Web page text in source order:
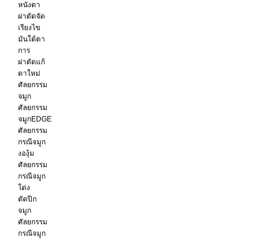
หนังตา
ผ่าตัดจัด
เรียงไข
มันใต้ตา
การ
ผ่าตัดแก้
ตาใหม่
ศัลยกรรม
จมูก
ศัลยกรรม
จมูกEDGE
ศัลยกรรม
กรณีจมูก
งองุ้ม
ศัลยกรรม
กรณีจมูก
โด่ง
ตัดปีก
จมูก
ศัลยกรรม
กรณีจมูก